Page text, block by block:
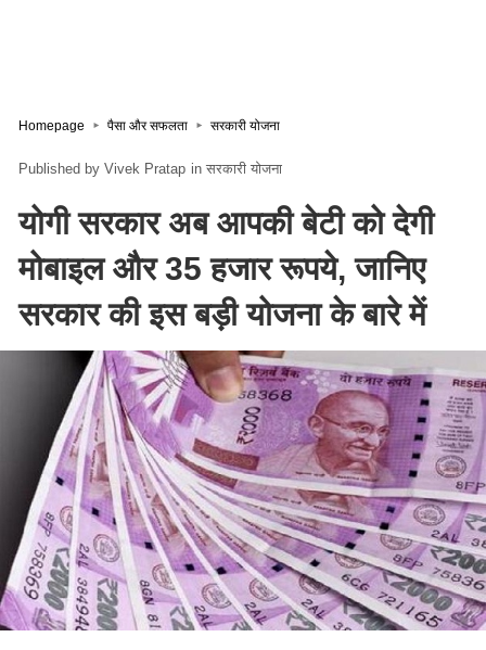
Homepage पैसा और सफलता सरकारी योजना
Vivek Pratap in सरकारी योजना
योगी सरकार अब आपकी बेटी को देगी
मोबाइल और 35 हजार रूपये, जानिए
सरकार की इस बड़ी योजना के बारे में